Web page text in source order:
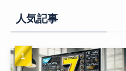
人気記事